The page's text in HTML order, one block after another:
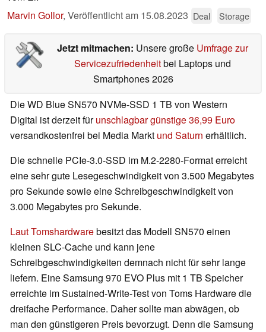
Marvin Gollor, Veröffentlicht am 15.08.2023 Deal Storage
Jetzt mitmachen: Unsere große Umfrage zur
Servicezufriedenheitbei Laptops und
Smartphones 2026
Die WD Blue SN570 NVMe-SSD 1 TB von Western
Digital ist derzeit fürunschlagbar günstige 36,99 Euro
versandkostenfrei bei Media Markt und Saturn erhältlich.
Die schnelle PCIe-3.0-SSD im M.2-2280-Format erreicht
eine sehr gute Lesegeschwindigkeit von 3.500 Megabytes
pro Sekunde sowie eine Schreibgeschwindigkeit von
3.000 Megabytes pro Sekunde.
Laut Tomshardwarebesitzt das Modell SN570 einen
kleinen SLC-Cache und kann jene
Schreibgeschwindigkeiten demnach nicht für sehr lange
liefern. Eine Samsung 970 EVO Plus mit 1 TB Speicher
erreichte im Sustained-Write-Test von Toms Hardware die
dreifache Performance. Daher sollte man abwägen, ob
man den günstigeren Preis bevorzugt. Denn die Samsung